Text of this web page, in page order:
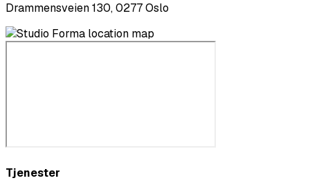
Drammensveien 130, 0277 Oslo
Tjenester